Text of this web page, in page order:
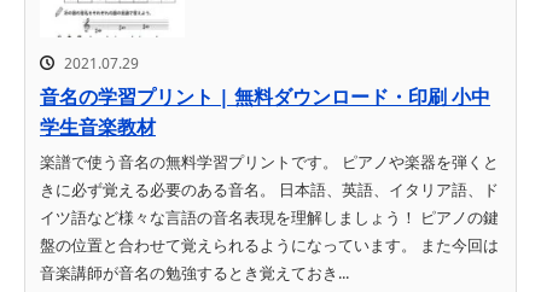
2021.07.29
音名の学習プリント | 無料ダウンロード・印刷 小中
学生音楽教材
楽譜で使う音名の無料学習プリントです。 ピアノや楽器を弾くと
きに必ず覚える必要のある音名。 日本語、英語、イタリア語、ド
イツ語など様々な言語の音名表現を理解しましょう！ ピアノの鍵
盤の位置と合わせて覚えられるようになっています。 また今回は
音楽講師が音名の勉強するとき覚えておき...